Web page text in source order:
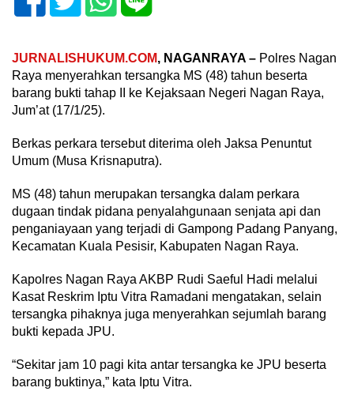
JURNALISHUKUM.COM, NAGANRAYA – Polres Nagan
Raya menyerahkan tersangka MS (48) tahun beserta
barang bukti tahap II ke Kejaksaan Negeri Nagan Raya,
Jum’at (17/1/25).
Berkas perkara tersebut diterima oleh Jaksa Penuntut
Umum (Musa Krisnaputra).
MS (48) tahun merupakan tersangka dalam perkara
dugaan tindak pidana penyalahgunaan senjata api dan
penganiayaan yang terjadi di Gampong Padang Panyang,
Kecamatan Kuala Pesisir, Kabupaten Nagan Raya.
Kapolres Nagan Raya AKBP Rudi Saeful Hadi melalui
Kasat Reskrim Iptu Vitra Ramadani mengatakan, selain
tersangka pihaknya juga menyerahkan sejumlah barang
bukti kepada JPU.
“Sekitar jam 10 pagi kita antar tersangka ke JPU beserta
barang buktinya,” kata Iptu Vitra.